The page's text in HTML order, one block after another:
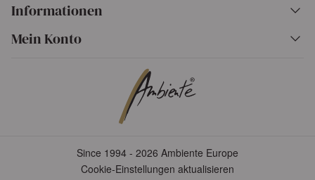
Informationen
Mein Konto
Since 1994 - 2026 Ambiente Europe
Cookie-Einstellungen aktualisieren